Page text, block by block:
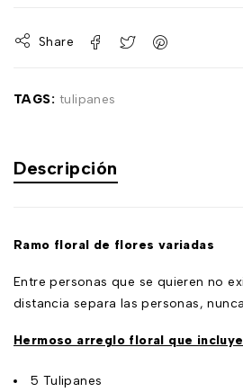
Share
TAGS: tulipanes
Descripción
Ramo floral de flores variadas
Entre personas que se quieren no
distancia separa las personas,
Hermoso arreglo floral que
5 Tulipanes